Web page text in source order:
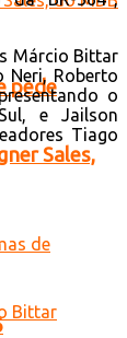
pede
Sales,
Márcio Bittar
Neri, Roberto
o
e Jailson
Tiago